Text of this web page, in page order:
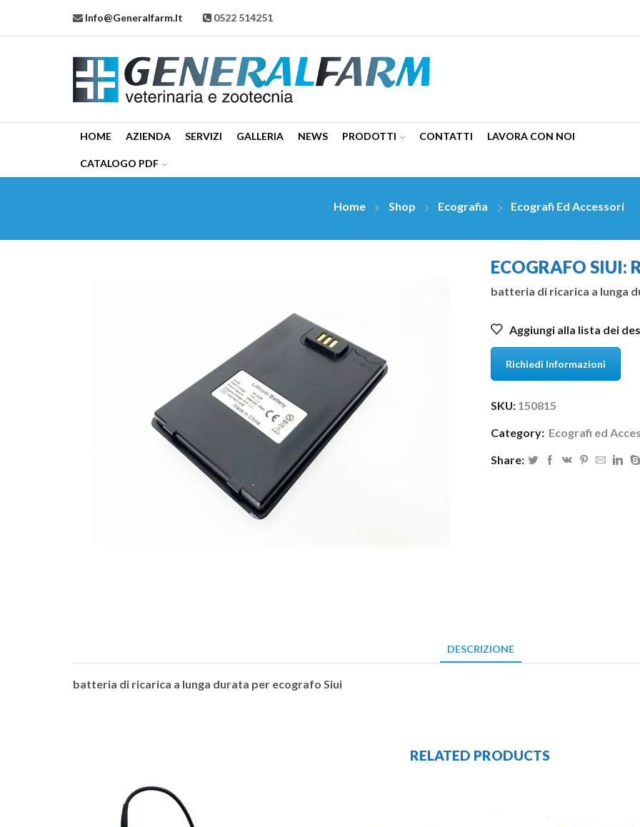
Info@generalfarm.it 0522 514251
HOME AZIENDA SERVIZI GALLERIA NEWS PRODOTTI CONTATTI LAVORA CON NOI
CATALOGO PDF
Home Shop Ecografia Ecografi Ed Accessori
ECOGRAFO SIUI:
batteria di ricarica a lunga
Aggiungi alla lista dei
Richiedi Informazioni
SKU: 150815
Category: Ecografi ed
Share:
DESCRIZIONE
batteria di ricarica a lunga durata per ecografo Siui
RELATED PRODUCTS